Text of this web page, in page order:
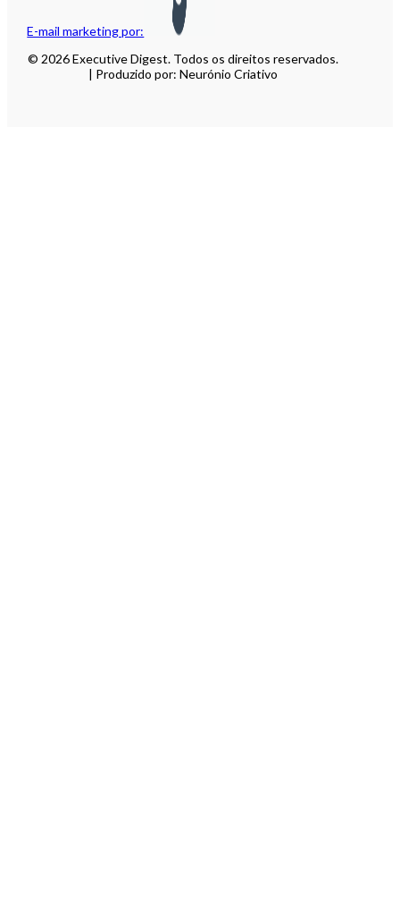
E-mail marketing por:
© 2026 Executive Digest. Todos os direitos reservados.
| Produzido por: Neurónio Criativo